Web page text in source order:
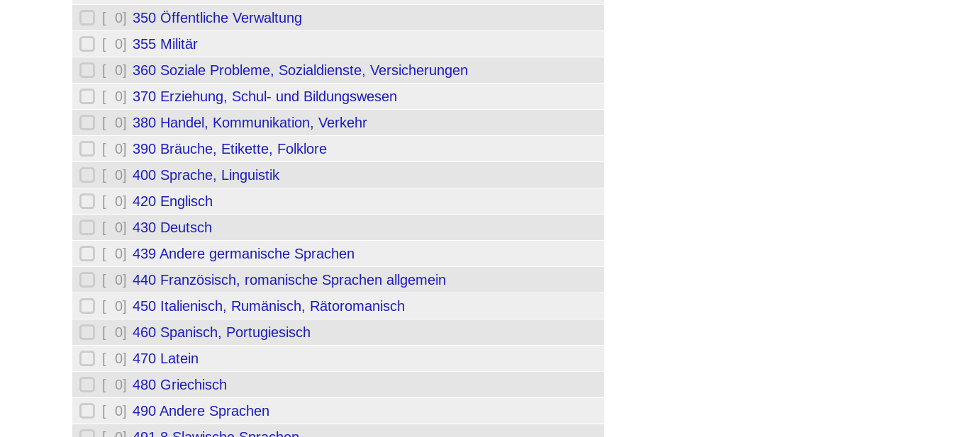
[ 0] 350 Öffentliche Verwaltung
[ 0] 355 Militär
[ 0] 360 Soziale Probleme, Sozialdienste, Versicherungen
[ 0] 370 Erziehung, Schul- und Bildungswesen
[ 0] 380 Handel, Kommunikation, Verkehr
[ 0] 390 Bräuche, Etikette, Folklore
[ 0] 400 Sprache, Linguistik
[ 0] 420 Englisch
[ 0] 430 Deutsch
[ 0] 439 Andere germanische Sprachen
[ 0] 440 Französisch, romanische Sprachen allgemein
[ 0] 450 Italienisch, Rumänisch, Rätoromanisch
[ 0] 460 Spanisch, Portugiesisch
[ 0] 470 Latein
[ 0] 480 Griechisch
[ 0] 490 Andere Sprachen